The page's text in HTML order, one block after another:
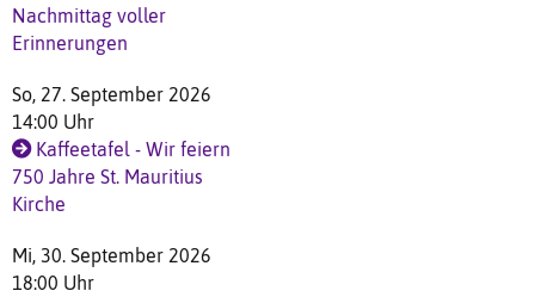
Nachmittag voller
Erinnerungen
So, 27. September 2026
14:00 Uhr
Kaffeetafel - Wir feiern
750 Jahre St. Mauritius
Kirche
Mi, 30. September 2026
18:00 Uhr